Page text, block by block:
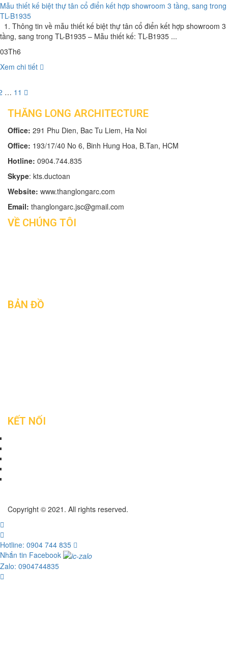
Mẫu thiết kế biệt thự tân cổ điển kết hợp showroom 3 tầng, sang trong
TL-B1935
1. Thông tin về mẫu thiết kế biệt thự tân cổ điển kết hợp showroom 3
tầng, sang trong TL-B1935 – Mẫu thiết kế: TL-B1935 ...
03Th6
Xem chi tiết
… 11
THĂNG LONG ARCHITECTURE
Office: 291 Phu Dien, Bac Tu Liem, Ha Noi
Office: 193/17/40 No 6, Binh Hung Hoa, B.Tan, HCM
Hotline: 0904.744.835
Skype: kts.ductoan
Website: www.thanglongarc.com
Email: thanglongarc.jsc@gmail.com
VỀ CHÚNG TÔI
BẢN ĐỒ
KẾT NỐI
Copyright © 2021. All rights reserved.
Hotline: 0904 744 835
Nhắn tin Facebook
Zalo: 0904744835